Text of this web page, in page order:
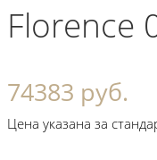
Florence
74383 руб.
Цена указана за